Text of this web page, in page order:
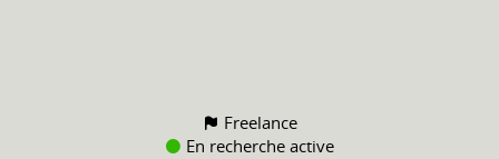
Freelance
En recherche active